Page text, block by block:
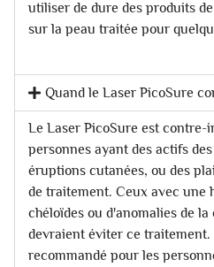
utiliser de dure des produits
sur la peau traitée pour
Quand le Laser PicoSure
Le Laser PicoSure est contre-
personnes ayant des actifs
éruptions cutanées, ou des
de traitement. Ceux avec une
chéloïdes ou d'anomalies de
devraient éviter ce
recommandé pour les